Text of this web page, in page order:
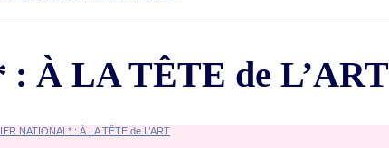
À LA TÊTE de L’ART